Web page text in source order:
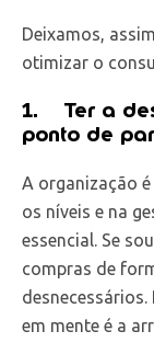
Deixamos,
otimizar o
1. Ter a
ponto de
A organização
os níveis e na
essencial. Se
compras de
em mente é a